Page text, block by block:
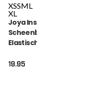
XSSML
XL
Joya Inschuif
Scheenbeschermer
Elastisch Katoen
19.95